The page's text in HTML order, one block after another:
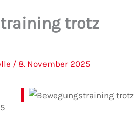
trotz
/ 8. November 2025